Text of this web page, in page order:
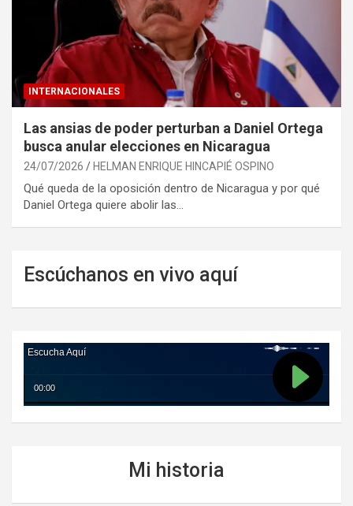
INTERNACIONALES
Las ansias de poder perturban a Daniel Ortega
busca anular elecciones en Nicaragua
24/07/2026 HELMAN ENRIQUE HINCAPIÉ OSPINO
Qué queda de la oposición dentro de Nicaragua y por qué
Daniel Ortega quiere abolir las…
Escúchanos en vivo aquí
Mi historia